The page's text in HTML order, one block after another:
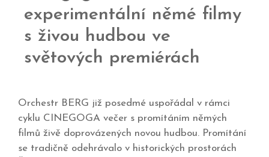
experimentální němé filmy
s živou hudbou ve
světových premiérách
Orchestr BERG již posedmé uspořádal v rámci
cyklu CINEGOGA večer s promítáním němých
filmů živě doprovázených novou hudbou. Promítání
se tradičně odehrávalo v historických prostorách